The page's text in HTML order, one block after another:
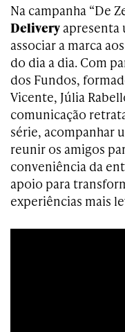
Na campanha “De
Delivery apresenta
associar a marca
do dia a dia. Com
dos Fundos,
Vicente, Júlia
comunicação
série, acompanhar
reunir os amigos
conveniência da
apoio para
experiências mais